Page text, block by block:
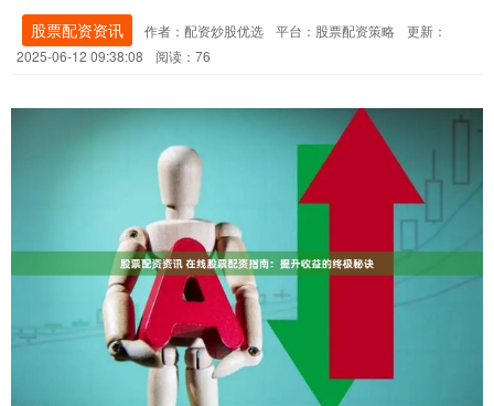
股票配资资讯 作者：配资炒股优选 平台：股票配资策略
更新：
2025-06-12 09:38:08
阅读：76